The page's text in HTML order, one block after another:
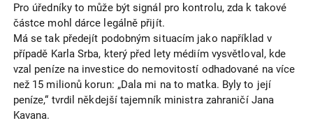
Pro úředníky to může být signál pro kontrolu, zda k takové
částce mohl dárce legálně přijít.
Má se tak předejít podobným situacím jako například v
případě Karla Srba, který před lety médiím vysvětloval, kde
vzal peníze na investice do nemovitostí odhadované na více
než 15 milionů korun: „Dala mi na to matka. Byly to její
peníze,“ tvrdil někdejší tajemník ministra zahraničí Jana
Kavana.